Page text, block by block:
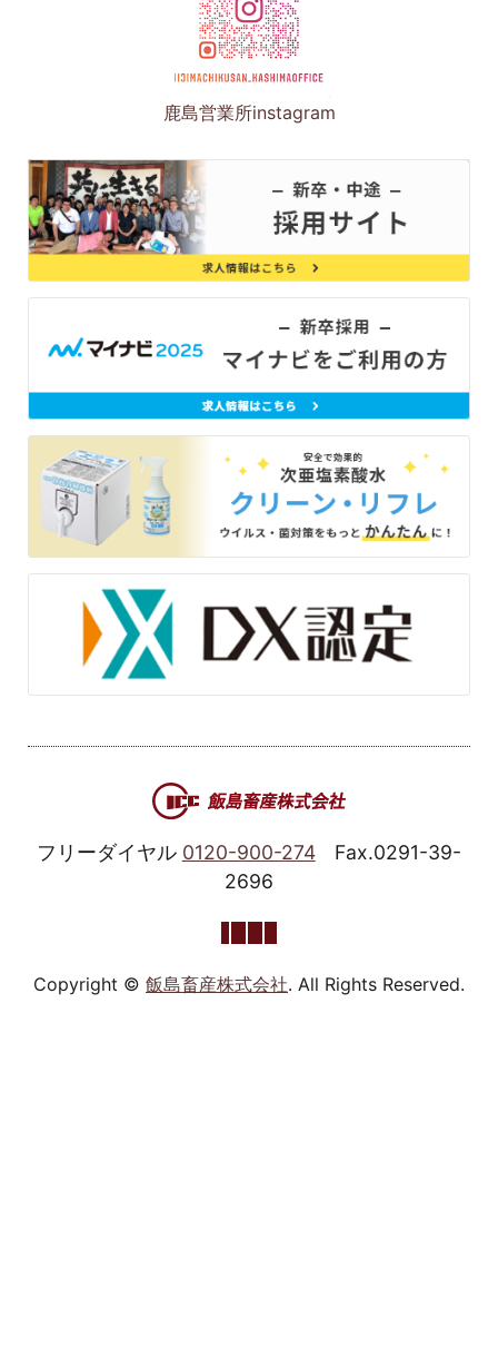
鹿島営業所instagram
フリーダイヤル 0120-900-274
Fax.0291-39-
2696
Copyright © 飯島畜産株式会社. All Rights Reserved.